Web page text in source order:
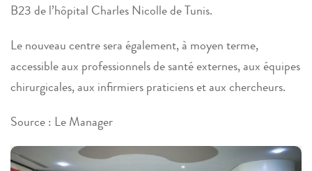
B23 de l’hôpital Charles Nicolle de Tunis.
Le nouveau centre sera également, à moyen terme,
accessible aux professionnels de santé externes, aux équipes
chirurgicales, aux infirmiers praticiens et aux chercheurs.
Source : Le Manager